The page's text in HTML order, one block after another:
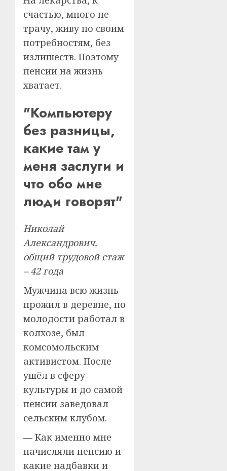
счастью, много не
трачу, живу по своим
потребностям, без
излишеств. Поэтому
пенсии на жизнь
хватает.
"Компьютеру
без разницы,
какие там у
меня заслуги и
что обо мне
люди говорят"
Николай
Александрович,
общий трудовой стаж
– 42 года
Мужчина всю жизнь
прожил в деревне, по
молодости работал в
колхозе, был
комсомольским
активистом. После
ушёл в сферу
культуры и до самой
пенсии заведовал
сельским клубом.
— Как именно мне
начисляли пенсию и
какие надбавки и